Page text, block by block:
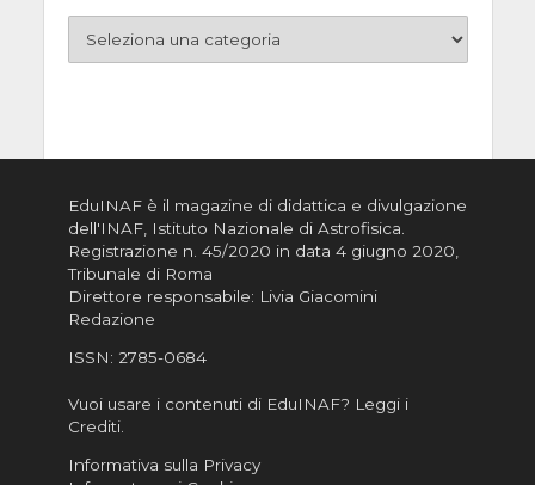
EduINAF è il magazine di didattica e divulgazione
dell'INAF, Istituto Nazionale di Astrofisica
Registrazione n. 45/2020 in data 4 giugno 2020,
Tribunale di Roma
Direttore responsabile: Livia Giacomini
Redazione
ISSN: 2785-0684
Vuoi usare i contenuti di EduINAF? Leggi i
Crediti.
Informativa sulla Privacy